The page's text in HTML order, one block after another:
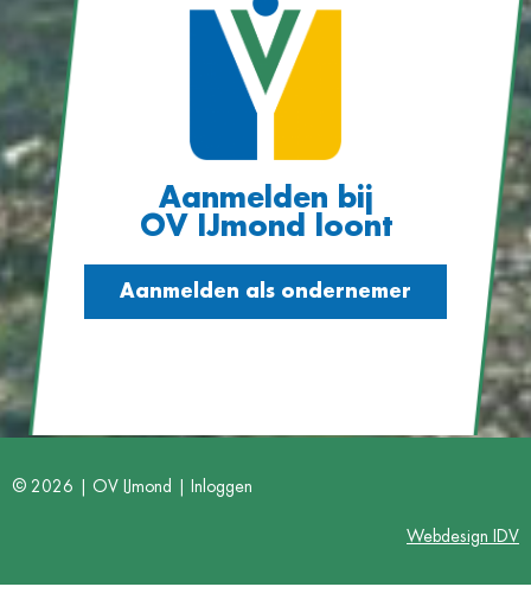
Aanmelden bij
OV IJmond loont
Aanmelden als ondernemer
© 2026 | OV IJmond | Inloggen
Webdesign IDV